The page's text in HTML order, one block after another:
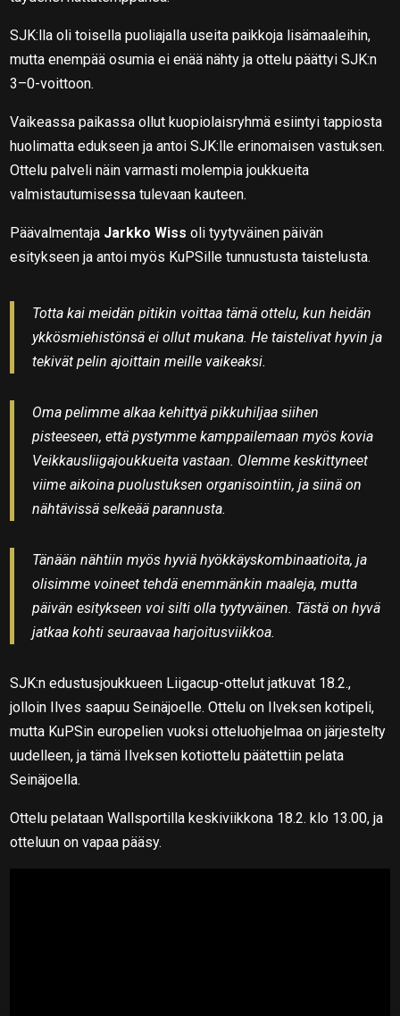
SJK:lla oli toisella puoliajalla useita paikkoja lisämaaleihin,
mutta enempää osumia ei enää nähty ja ottelu päättyi SJK:n
3–0-voittoon.
Vaikeassa paikassa ollut kuopiolaisryhmä esiintyi tappiosta
huolimatta edukseen ja antoi SJK:lle erinomaisen vastuksen.
Ottelu palveli näin varmasti molempia joukkueita
valmistautumisessa tulevaan kauteen.
Päävalmentaja Jarkko Wiss oli tyytyväinen päivän
esitykseen ja antoi myös KuPSille tunnustusta taistelusta.
Totta kai meidän pitikin voittaa tämä ottelu, kun heidän
ykkösmiehistönsä ei ollut mukana. He taistelivat hyvin ja
tekivät pelin ajoittain meille vaikeaksi.
Oma pelimme alkaa kehittyä pikkuhiljaa siihen
pisteeseen, että pystymme kamppailemaan myös kovia
Veikkausliigajoukkueita vastaan. Olemme keskittyneet
viime aikoina puolustuksen organisointiin, ja siinä on
nähtävissä selkeää parannusta.
Tänään nähtiin myös hyviä hyökkäyskombinaatioita, ja
olisimme voineet tehdä enemmänkin maaleja, mutta
päivän esitykseen voi silti olla tyytyväinen. Tästä on hyvä
jatkaa kohti seuraavaa harjoitusviikkoa.
SJK:n edustusjoukkueen Liigacup-ottelut jatkuvat 18.2.,
jolloin Ilves saapuu Seinäjoelle. Ottelu on Ilveksen kotipeli,
mutta KuPSin europelien vuoksi otteluohjelmaa on järjestelty
uudelleen, ja tämä Ilveksen kotiottelu päätettiin pelata
Seinäjoella.
Ottelu pelataan Wallsportilla keskiviikkona 18.2. klo 13.00, ja
otteluun on vapaa pääsy.